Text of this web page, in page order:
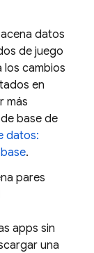
datos
de juego
los cambios
en
más
base de
datos:
.
pares
apps sin
una